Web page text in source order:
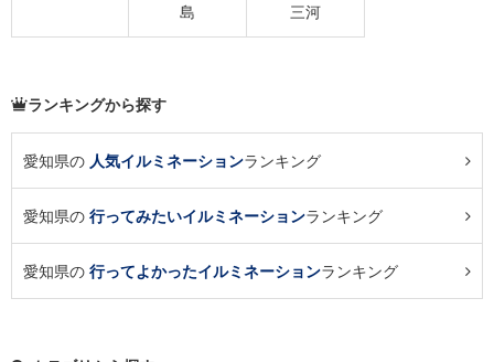
島
三河
ランキングから探す
愛知県の 人気イルミネーションランキング
愛知県の 行ってみたいイルミネーションランキング
愛知県の 行ってよかったイルミネーションランキング